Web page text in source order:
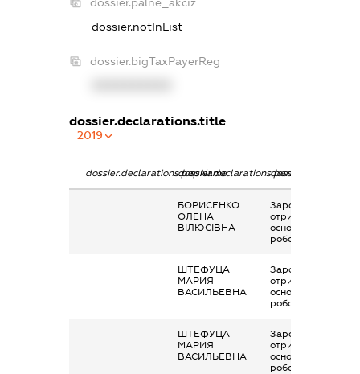
dossier.notInList
dossier.bigTaxPayerReg
dossier.declarations.title
2019
dossier.declarations.pepNamedossier.declarations.personName
БОРИСЕНКО
ОЛЕНА
ВІЛЮСІВНА
Заробітна плата
отримана за
основним місцем
роботи
ШТЕФУЦА
МАРИЯ
ВАСИЛЬЕВНА
Заробітна плата
отримана за
основним місцем
роботи
ШТЕФУЦА
МАРИЯ
ВАСИЛЬЕВНА
Заробітна плата
отримана за
основним місцем
роботи